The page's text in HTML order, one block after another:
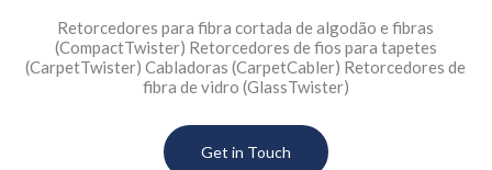
Retorcedores para fibra cortada de algodão e fibras
(CompactTwister) Retorcedores de fios para tapetes
(CarpetTwister) Cabladoras (CarpetCabler) Retorcedores de
fibra de vidro (GlassTwister)
Get in Touch